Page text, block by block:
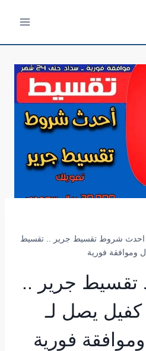
احدث شروط تقسيط جرير .. تقسيط
جرير ..
يصل لـ